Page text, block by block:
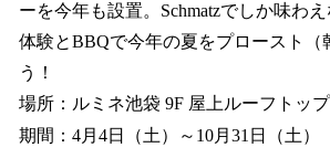
ーを今年も設置。Schmatzでしか味わ
体験とBBQで今年の夏をプロースト（
う！
場所：ルミネ池袋 9F 屋上ルーフトッ
期間：4月4日（土）～10月31日（土）